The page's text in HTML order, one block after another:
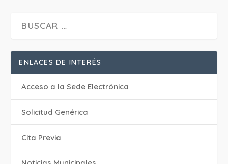
ENLACES DE INTERÉS
Acceso a la Sede Electrónica
Solicitud Genérica
Cita Previa